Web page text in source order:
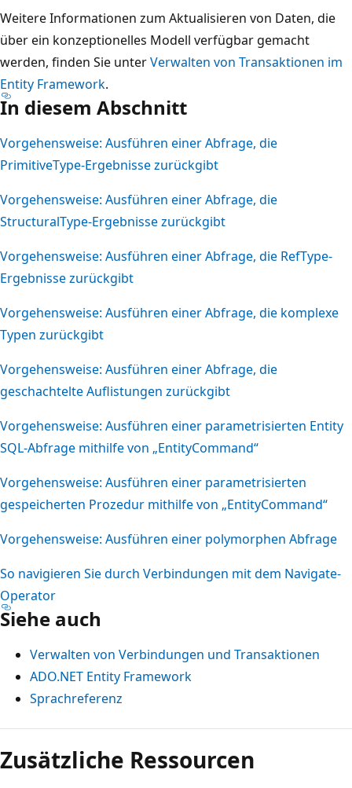
Weitere Informationen zum Aktualisieren von Daten, die
über ein konzeptionelles Modell verfügbar gemacht
werden, finden Sie unterVerwalten von Transaktionen im
Entity Framework.
In diesem Abschnitt
Vorgehensweise: Ausführen einer Abfrage, die
PrimitiveType-Ergebnisse zurückgibt
Vorgehensweise: Ausführen einer Abfrage, die
StructuralType-Ergebnisse zurückgibt
Vorgehensweise: Ausführen einer Abfrage, die RefType-
Ergebnisse zurückgibt
Vorgehensweise: Ausführen einer Abfrage, die komplexe
Typen zurückgibt
Vorgehensweise: Ausführen einer Abfrage, die
geschachtelte Auflistungen zurückgibt
Vorgehensweise: Ausführen einer parametrisierten Entity
SQL-Abfrage mithilfe von „EntityCommand“
Vorgehensweise: Ausführen einer parametrisierten
gespeicherten Prozedur mithilfe von „EntityCommand“
Vorgehensweise: Ausführen einer polymorphen Abfrage
So navigieren Sie durch Verbindungen mit dem Navigate-
Operator
Siehe auch
Verwalten von Verbindungen und Transaktionen
ADO.NET Entity Framework
Sprachreferenz
Zusätzliche Ressourcen